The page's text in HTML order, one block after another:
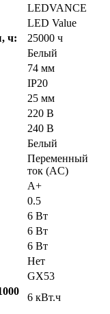
LEDVANCE
LED Value
ч:
25000 ч
Белый
74 мм
IP20
25 мм
220 В
240 В
Белый
Переменный
ток (AC)
A+
0.5
6 Вт
6 Вт
6 Вт
Нет
GX53
6 кВт.ч